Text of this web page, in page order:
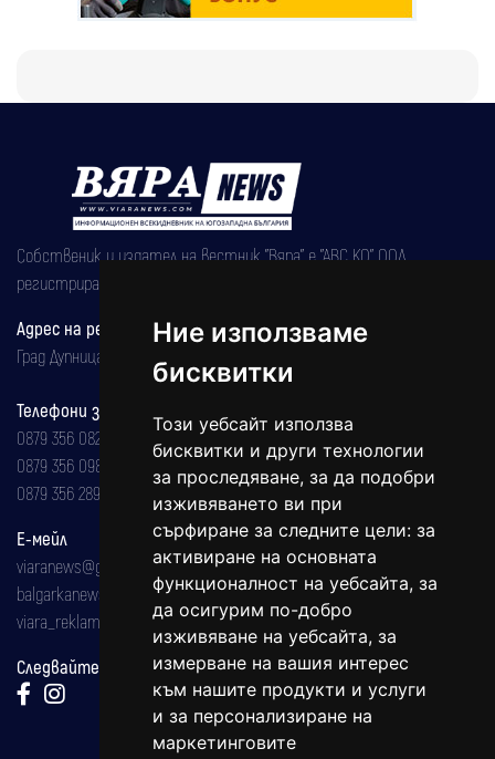
Ние използваме
бисквитки
Този уебсайт използва
бисквитки и други технологии
за проследяване, за да подобри
изживяването ви при
сърфиране за следните цели: за
активиране на основната
функционалност на уебсайта, за
да осигурим по-добро
изживяване на уебсайта, за
измерване на вашия интерес
към нашите продукти и услуги
и за персонализиране на
маркетинговите
Собственик и издател на вестник "Вяра" е "АВС КО" ООД,
регистрирана на 08.05.2002 година.
Адрес на редакцията
Град Дупница, ул.''Христо Ботев" 43
Телефони за реклама и абонаменти
0879 356 082
0879 356 098
0879 356 289
Е-мейл
viaranews@gmail.com
balgarkanews@gmail.com
viara_reklama@mail.bg
Следвайте ни: